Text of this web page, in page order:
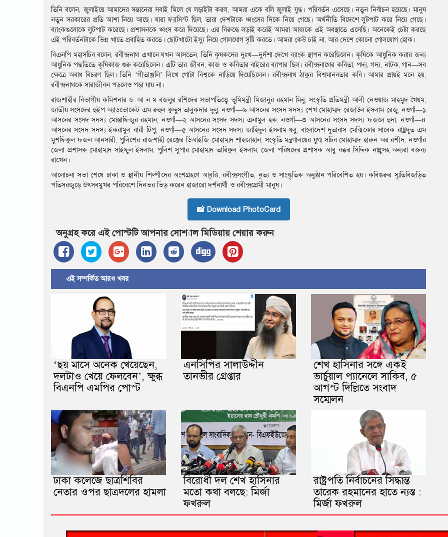
তিনি বলেন, জুলাইয়ে আমাদের সন্তানেরা সবাই মিলে যে লড়াইটা করল, আমরা একে বলি জুলাই যুদ্ধ। পরিবর্তন এসেছে। নতুন নির্বাচন হয়েছে। মানুষ
নতুন সরকারের প্রতি আশা নিয়ে আছে। যারা ফ্যাসিস্ট ছিল, তারা দেশটাকে ধ্বংসের দিকে নিয়ে গেছে। অর্থনীতি বিদেশে লুটপাট করে নিয়ে গেছে।
ব্যাংকগুলোকে লুটপাট করেছে। প্রশাসনকে ধ্বংস করে দিয়েছে। এর বিরুদ্ধে লড়াই করেই আমরা আজকে এই অবস্থাতে এসেছি। অনেকেই চেষ্টা করছে
এই পরিবর্তনটাকে ভিন্ন খাতে প্রবাহিত করতে। ছোটখাটো ইস্যু নিয়ে গোলযোগ সৃষ্টি করতে। আমরা কেউ চাই না, আর দেশে কোনো গোলযোগ হোক।
বিএনপি মহাসচিব বলেন, রবীন্দ্রনাথ এখানে যখন আসতেন, তিনি কৃষকদের দুঃখ—দুর্দশা দেখে ব্যাংক স্থাপন করেছিলেন। কৃষিকে আধুনিক করার জন্য
আধুনিক পদ্ধতিতে কৃষিকাজ শুরু করেছিলেন। এটি তার জীবন, কাজ ও কবিতার বাইরের ব্যাপার ছিল। রবীন্দ্রনাথের কবিতা, পদ্য, গদ্য, নাটক, গান—সব
ক্ষেত্রে অবাধ বিচরণ ছিল। তিনি ‘গীতাঞ্জলি’ লিখে গোটা বিশ্বকে নাড়িয়ে দিয়েছিলেন। রবীন্দ্রনাথ ঠাকুর বিশ্বমানবতার কবি। আমার প্রায়ই মনে হয়,
রবীন্দ্রনাথকে সারাজীবন পড়লেও পড়া যায় না।
রাজশাহীর বিভাগীয় কমিশনার ড. আ ন ম বজলুর রশিদের সভাপতিত্বে ভূমিমন্ত্রী মিজানুর রহমান মিনু, সংস্কৃতি প্রতিমন্ত্রী আলী নেওয়াজ মাহমুদ খৈয়ম,
জাতীয় সংসদের হুইপ অ্যাডভোকেট এম রুহুল কুদ্দুস তালুকদার দুলু, নওগাঁ—৬ আসনের সংসদ সদস্য শেখ মোহাম্মদ রেজাউল ইসলাম রেজু, নওগাঁ—১
আসনের সংসদ সদস্য মোস্তাফিজুর রহমান, নওগাঁ—২ আসনের সংসদ সদস্য এনামুল হক, নওগাঁ—৩ আসনের সংসদ সদস্য ফজলে হুদা, নওগাঁ—৪
আসনের সংসদ সদস্য ইকরামুল বারী টিপু, নওগাঁ—৫ আসনের সংসদ সদস্য জাহিদুল ইসলাম ধলু, বাংলাদেশ দূতাবাস মেক্সিকোর সাবেক রাষ্ট্রদূত এম
মুশফিকুল ফজল আনসারী, পুলিশের রাজশাহী রেঞ্জের ডিআইজি মোহাম্মদ শাহজাহান, সংস্কৃতি মন্ত্রণালয়ের যুগ্ম সচিব মোহাম্মদ হারুন অর রশীদ, নওগাঁর
জেলা প্রশাসক মোহাম্মদ সাইফুল ইসলাম, পুলিশ সুপার মোহাম্মদ তারিকুল ইসলাম, জেলা পরিষদের প্রশাসক আবু বক্কর সিদ্দিক নান্নুসহ অন্যরা বক্তব্য
রাখেন।
আলোচনা সভা শেষে ঢাকা ও স্থানীয় শিল্পীদের অংশগ্রহণে আবৃত্তি, রবীন্দ্রসংগীত, নৃত্য ও সাংস্কৃতিক অনুষ্ঠান পরিবেশিত হয়। কবিগুরুর স্মৃতিবিজড়িত
পতিসরজুড়ে উৎসবমুখর পরিবেশে দিনভর ভিড় করেন হাজারো দর্শনার্থী ও রবীন্দ্রপ্রেমী মানুষ।
📸 Download PhotoCard
অনুগ্রহ করে এই পোস্টটি আপনার সোশ্যাল মিডিয়ায় শেয়ার করুন
এই সম্পর্কিত আরও খবর
‘ছয় মাসে অনেক খেয়েছেন,
দলটাও খেয়ে ফেলবেন’, ক্ষুব্ধ
বিএনপি এমপির পোস্ট
এনসিপির সালাউদ্দীন
তানভীর গ্রেপ্তার
শেখ হাসিনার সঙ্গে একই
ভার্চুয়াল প্যানেলে সাকিব, ৫
আগস্ট দিল্লিতে সংবাদ
সম্মেলন
ঢাকা কলেজে ছাত্রশিবির
নেতার ওপর ছাত্রদলের হামলা
বিরোধী দল শেখ হাসিনার
মতো কথা বলছে: মির্জা
ফখরুল
রাষ্ট্রপতি নির্বাচনের সিদ্ধান্ত
তারেক রহমানের হাতে ন্যস্ত :
মির্জা ফখরুল